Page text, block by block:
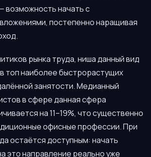
возможность начать с
постепенно наращивая
рынка труда, ниша данный вид
топ наиболее быстрорастущих
занятости. Медианный
в сфере данная сфера
на 11–19%, что существенно
офисные профессии. При
остаётся доступным: начать
это направление реально уже